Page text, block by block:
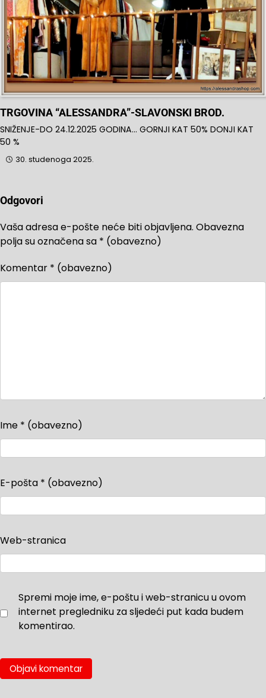
TRGOVINA “ALESSANDRA”-SLAVONSKI BROD.
SNIŽENJE-DO 24.12.2025 GODINA… GORNJI KAT 50% DONJI KAT
50 %
30. studenoga 2025.
Odgovori
Vaša adresa e-pošte neće biti objavljena. Obavezna
polja su označena sa * (obavezno)
Komentar * (obavezno)
Ime * (obavezno)
E-pošta * (obavezno)
Web-stranica
Spremi moje ime, e-poštu i web-stranicu u ovom
internet pregledniku za sljedeći put kada budem
komentirao.